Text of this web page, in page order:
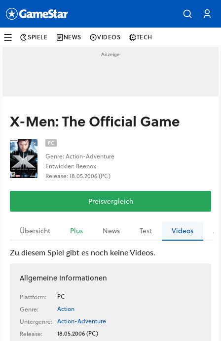
SPIELE NEWS VIDEOS TECH
X-Men: The Official Game
PC
Genre: Action-Adventure
Entwickler: Beenox
Release: 18.05.2006 (PC)
Preisvergleich
Übersicht Plus News Test Videos
Zu diesem Spiel gibt es noch keine Videos.
Allgemeine Informationen
Plattform:
PC
Genre:
Action
Untergenre:
Action-Adventure
Release:
18.05.2006 (PC)